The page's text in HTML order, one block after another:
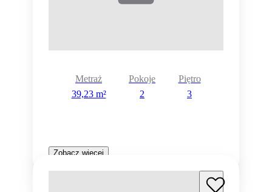
Metraż
39,23 m²
Pokoje
2
Piętro
3
Zobacz więcej